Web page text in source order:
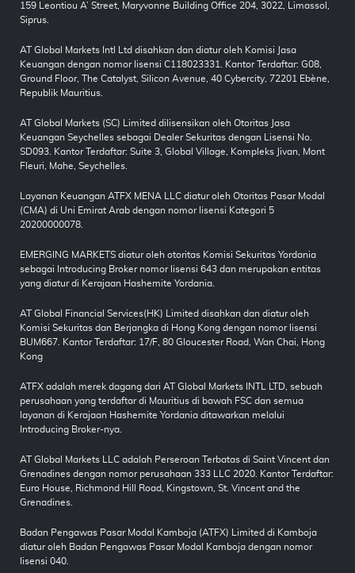
159 Leontiou A’ Street, Maryvonne Building Office 204, 3022, Limassol,
Siprus.
AT Global Markets Intl Ltd disahkan dan diatur oleh Komisi Jasa
Keuangan dengan nomor lisensi C118023331. Kantor Terdaftar: G08,
Ground Floor, The Catalyst, Silicon Avenue, 40 Cybercity, 72201 Ebène,
Republik Mauritius.
AT Global Markets (SC) Limited dilisensikan oleh Otoritas Jasa
Keuangan Seychelles sebagai Dealer Sekuritas dengan Lisensi No.
SD093. Kantor Terdaftar: Suite 3, Global Village, Kompleks Jivan, Mont
Fleuri, Mahe, Seychelles.
Layanan Keuangan ATFX MENA LLC diatur oleh Otoritas Pasar Modal
(CMA) di Uni Emirat Arab dengan nomor lisensi Kategori 5
20200000078.
EMERGING MARKETS diatur oleh otoritas Komisi Sekuritas Yordania
sebagai Introducing Broker nomor lisensi 643 dan merupakan entitas
yang diatur di Kerajaan Hashemite Yordania.
AT Global Financial Services(HK) Limited disahkan dan diatur oleh
Komisi Sekuritas dan Berjangka di Hong Kong dengan nomor lisensi
BUM667. Kantor Terdaftar: 17/F, 80 Gloucester Road, Wan Chai, Hong
Kong
ATFX adalah merek dagang dari AT Global Markets INTL LTD, sebuah
perusahaan yang terdaftar di Mauritius di bawah FSC dan semua
layanan di Kerajaan Hashemite Yordania ditawarkan melalui
Introducing Broker-nya.
AT Global Markets LLC adalah Perseroan Terbatas di Saint Vincent dan
Grenadines dengan nomor perusahaan 333 LLC 2020. Kantor Terdaftar:
Euro House, Richmond Hill Road, Kingstown, St. Vincent and the
Grenadines.
Badan Pengawas Pasar Modal Kamboja (ATFX) Limited di Kamboja
diatur oleh Badan Pengawas Pasar Modal Kamboja dengan nomor
lisensi 040.